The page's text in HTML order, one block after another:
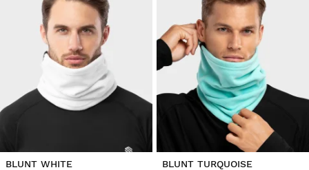
BLUNT WHITE BLUNT TURQUOISE